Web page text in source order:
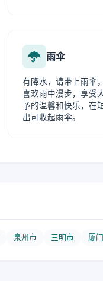
雨伞
有降水，请带上雨伞
喜欢雨中漫步，享受
予的温馨和快乐，在
出可收起雨伞。
泉州市 三明市 厦